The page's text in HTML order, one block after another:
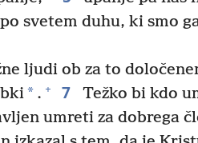
svetem duhu, ki smo
ljudi ob za to
* . + 7
Težko bi kdo
umreti za dobrega